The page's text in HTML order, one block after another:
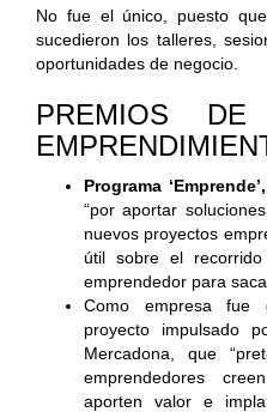
No fue el único, puesto
sucedieron los talleres,
oportunidades de negocio.
PREMIOS
Programa
“por aportar
nuevos proyectos
útil sobre el
emprendedor para
Como empresa fue
proyecto impulsado
Mercadona, que
emprendedores
aporten valor e